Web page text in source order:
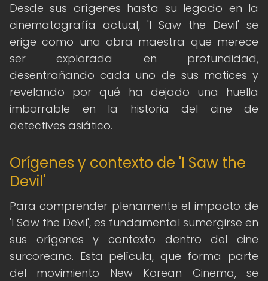
Desde sus orígenes hasta su legado en la
cinematografía actual, 'I Saw the Devil' se
erige como una obra maestra que merece
ser explorada en profundidad,
desentrañando cada uno de sus matices y
revelando por qué ha dejado una huella
imborrable en la historia del cine de
detectives asiático.
Orígenes y contexto de 'I Saw the
Devil'
Para comprender plenamente el impacto de
'I Saw the Devil', es fundamental sumergirse en
sus orígenes y contexto dentro del cine
surcoreano. Esta película, que forma parte
del movimiento New Korean Cinema, se